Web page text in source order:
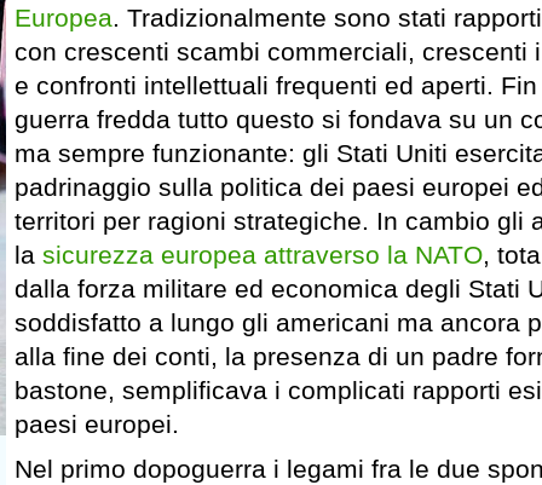
Europea. Tradizionalmente sono stati
con crescenti scambi commerciali, crescenti
e confronti intellettuali frequenti ed aperti.
guerra fredda tutto questo si fondava su un
ma sempre funzionante: gli Stati Uniti
padrinaggio sulla politica dei paesi europei
territori per ragioni strategiche. In cambio gli
la sicurezza europea attraverso la NATO,
dalla forza militare ed economica degli Stati
soddisfatto a lungo gli americani ma ancora
alla fine dei conti, la presenza di un padre
bastone, semplificava i complicati rapporti
paesi europei.
Nel primo dopoguerra i legami fra le due